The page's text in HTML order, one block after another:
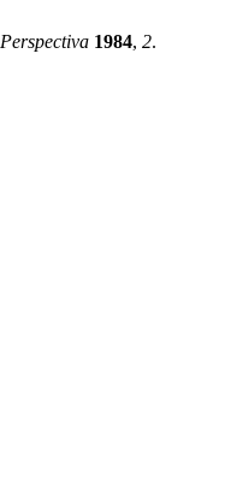
Perspectiva 1984, 2.